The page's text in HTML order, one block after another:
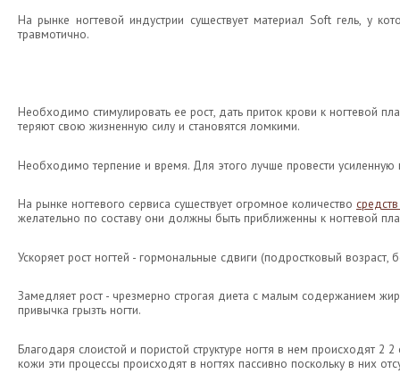
На рынке ногтевой индустрии существует материал Soft гель, у
травмотично.
Необходимо стимулировать ее рост, дать приток крови к ногтевой
теряют свою жизненную силу и становятся ломкими.
Необходимо терпение и время. Для этого лучше провести
На рынке ногтевого сервиса существует огромное количество
желательно по составу они должны быть приближенны к ногтевой
Ускоряет рост ногтей - гормональные сдвиги (подростковый
Замедляет рост - чрезмерно строгая диета с малым содержанием
привычка грызть ногти.
Благодаря слоистой и пористой структуре ногтя в нем происходят
кожи эти процессы происходят в ногтях пассивно поскольку в них